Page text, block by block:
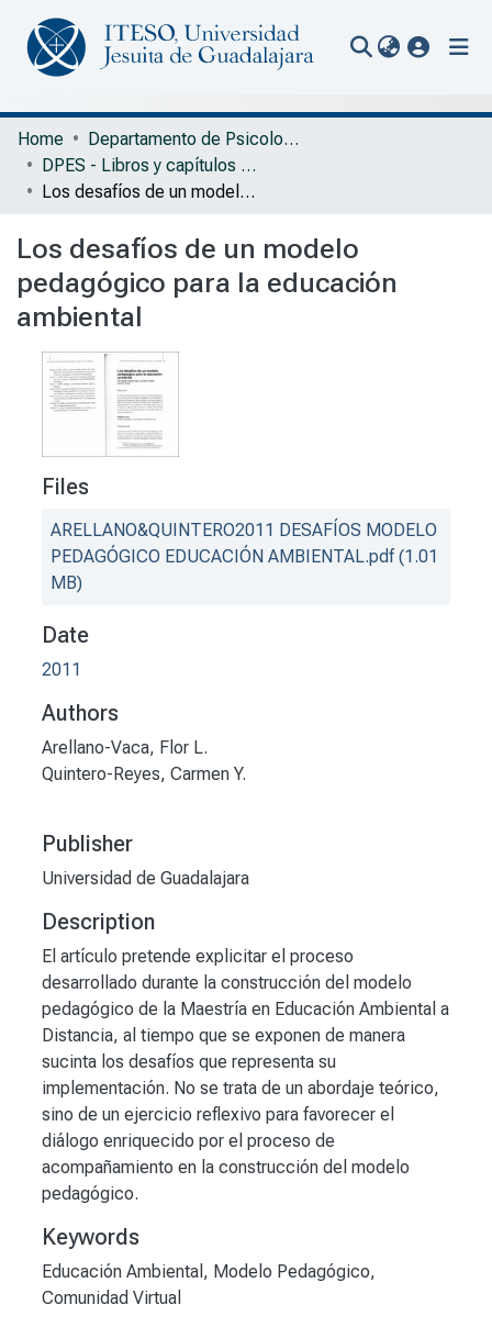
Communities & Collections
All of Repository
Portal Biblioteca
Home
Departamento de Psicología, Educación y Salud
DPES - Libros y capítulos de libros
Los desafíos de un modelo pedagógico para la educación ambiental
Los desafíos de un modelo
pedagógico para la educación
ambiental
Files
ARELLANO&QUINTERO2011 DESAFÍOS MODELO
PEDAGÓGICO EDUCACIÓN AMBIENTAL.pdf (1.01
MB)
Date
2011
Authors
Arellano-Vaca, Flor L.
Quintero-Reyes, Carmen Y.
Publisher
Universidad de Guadalajara
Description
El artículo pretende explicitar el proceso
desarrollado durante la construcción del modelo
pedagógico de la Maestría en Educación Ambiental a
Distancia, al tiempo que se exponen de manera
sucinta los desafíos que representa su
implementación. No se trata de un abordaje teórico,
sino de un ejercicio reflexivo para favorecer el
diálogo enriquecido por el proceso de
acompañamiento en la construcción del modelo
pedagógico.
Keywords
Educación Ambiental , Modelo Pedagógico,
Comunidad Virtual